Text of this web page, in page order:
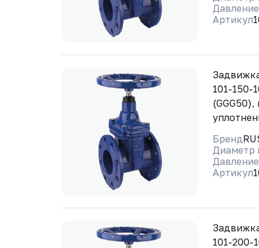
Артикул
101-150-
Бренд
Диаметр
Артикул
101-200-